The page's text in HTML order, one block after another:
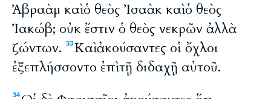
Ἀβραὰμ καὶ ὁ θεὸς Ἰσαὰκ καὶ ὁ θεὸς
Ἰακώβ; οὐκ ἔστιν ὁ θεὸς νεκρῶν ἀλλὰ
ζώντων.
33Καὶ ἀκούσαντες οἱ ὄχλοι
ἐξεπλήσσοντο ἐπὶ τῇ διδαχῇ αὐτοῦ.
34